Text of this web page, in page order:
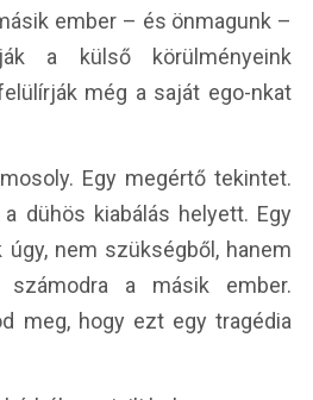
ember – és önmagunk –
a külső körülményeink
még a saját ego-nkat
Egy megértő tekintet.
dühös kiabálás helyett. Egy
nem szükségből, hanem
a másik ember.
meg, hogy ezt egy tragédia